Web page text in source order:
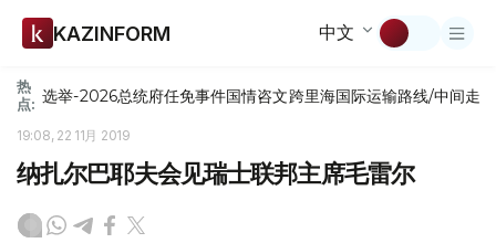
KAZINFORM 中文
热
点: 选举-2026总统府任免事件国情咨文跨里海国际运输路线/中间走廊
19:08, 22 11月 2019
纳扎尔巴耶夫会见瑞士联邦主席毛雷尔